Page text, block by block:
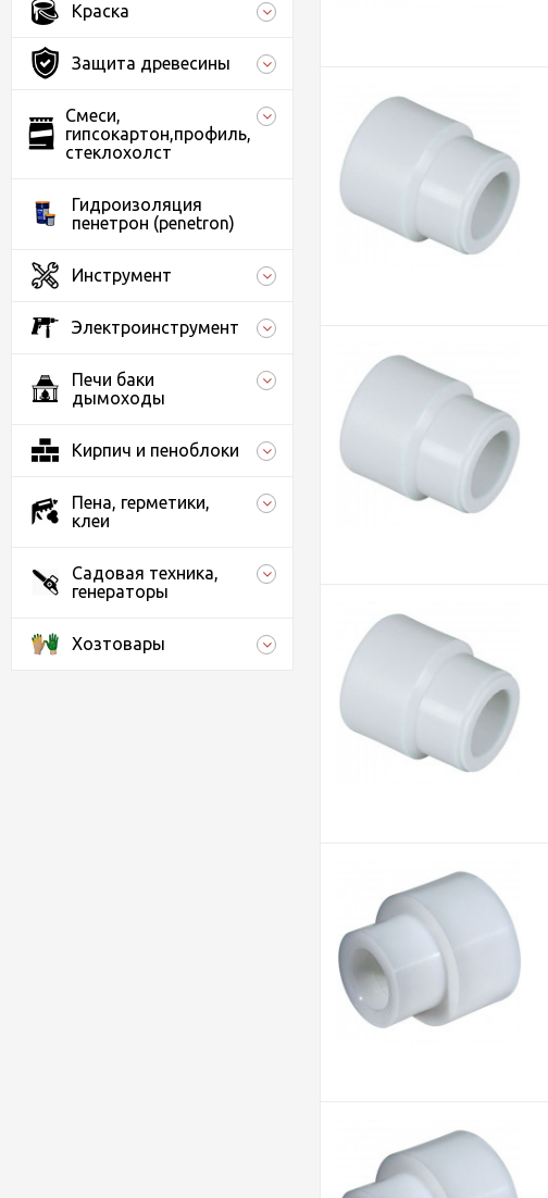
Краска
Защита древесины
Смеси,
гипсокартон,профиль,
стеклохолст
Гидроизоляция
пенетрон (penetron)
Инструмент
Электроинструмент
Печи баки
дымоходы
Кирпич и пеноблоки
Пена, герметики,
клеи
Садовая техника,
генераторы
Хозтовары